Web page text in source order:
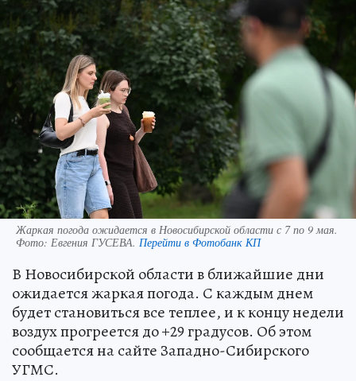
Жаркая погода ожидается в Новосибирской области с 7 по 9 мая.
Фото: Евгения ГУСЕВА. Перейти в Фотобанк КП
В Новосибирской области в ближайшие дни
ожидается жаркая погода. С каждым днем
будет становиться все теплее, и к концу недели
воздух прогреется до +29 градусов. Об этом
сообщается на сайте Западно-Сибирского
УГМС.